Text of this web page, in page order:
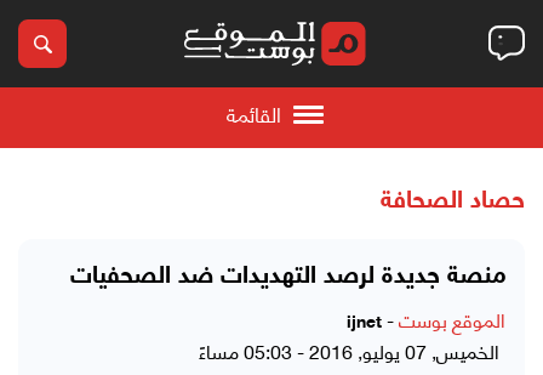
القائمة
حصاد الصحافة
منصة جديدة لرصد التهديدات ضد الصحفيات
الموقع بوست-
ijnet
الخميس, 07 يوليو, 2016 - 05:03 مساءً